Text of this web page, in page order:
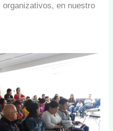
en nuestro